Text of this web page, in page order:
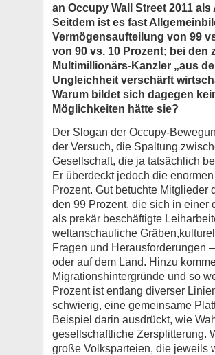
an Occupy Wall Street 2011
Seitdem ist es fast
Vermögensaufteilung von 99
von 90 vs. 10 Prozent; bei den
Multimillionärs-Kanzler „aus
Ungleichheit verschärft
Warum bildet sich dagegen
Möglichkeiten hätte sie?
Der Slogan der Occupy-
der Versuch, die Spaltung
Gesellschaft, die ja tatsächlich
Er überdeckt jedoch die
Prozent. Gut betuchte Mitglieder
den 99 Prozent, die sich in einer
als prekär beschäftigte
weltanschauliche
Fragen und Herausforderungen
oder auf dem Land. Hinzu
Migrationshintergründe und so
Prozent ist entlang diverser
schwierig, eine gemeinsame
Beispiel darin ausdrückt, wie
gesellschaftliche Zersplitterung.
große Volksparteien, die jeweils